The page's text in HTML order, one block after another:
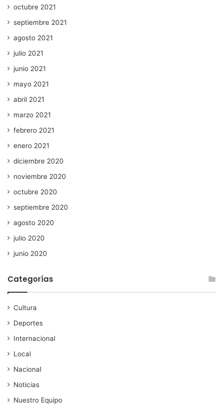
octubre 2021
septiembre 2021
agosto 2021
julio 2021
junio 2021
mayo 2021
abril 2021
marzo 2021
febrero 2021
enero 2021
diciembre 2020
noviembre 2020
octubre 2020
septiembre 2020
agosto 2020
julio 2020
junio 2020
Categorías
Cultura
Deportes
Internacional
Local
Nacional
Noticias
Nuestro Equipo